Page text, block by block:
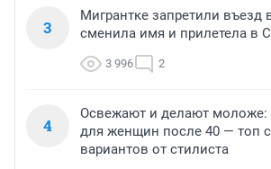
3
Мигрантке запретили въезд
сменила имя и прилетела в
3 996 2
4
Освежают и делают моложе:
для женщин после 40 — топ
вариантов от стилиста